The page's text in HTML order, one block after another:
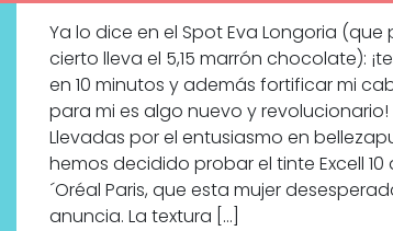
Ya lo dice en el Spot Eva Longoria (que
cierto lleva el 5,15 marrón chocolate):
en 10 minutos y además fortificar mi
para mi es algo nuevo y revolucionario!
Llevadas por el entusiasmo en
hemos decidido probar el tinte Excell 10
´Oréal Paris, que esta mujer
anuncia. La textura […]
Labeau Organic
apostando por la
del bienestar